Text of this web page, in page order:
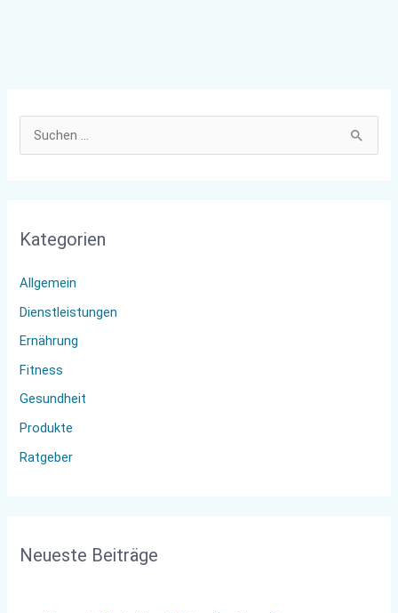
e
a
c
h
:
Kategorien
Allgemein
Dienstleistungen
Ernährung
Fitness
Gesundheit
Produkte
Ratgeber
Neueste Beiträge